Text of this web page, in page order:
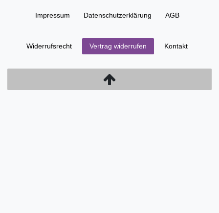
Impressum Daten­schutz­erklärung AGB
Widerrufs­recht Vertrag widerrufen Kontakt